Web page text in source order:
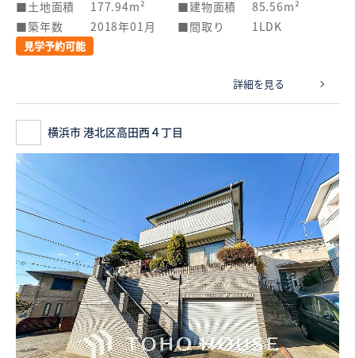
土地面積 177.94m² 建物面積
85.56m²
築年数
2018年01月 間取り 1LDK
見学予約可能
詳細を見る
横浜市 港北区高田西４丁目